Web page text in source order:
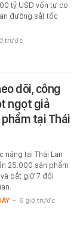
tỷ USD vốn tự có
đường sắt tốc
trước
dõi, công
ngọt giả
tại Thái
năng tại Thái Lan
25.000 sản phẩm
bắt giữ 7 đối
- 6 giờ trước